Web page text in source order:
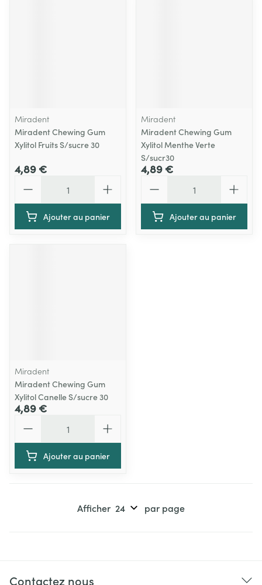
Miradent
Miradent Chewing Gum
Xylitol Fruits S/sucre 30
4,89 €
Ajouter au panier
Miradent
Miradent Chewing Gum
Xylitol Menthe Verte
S/sucr30
4,89 €
Ajouter au panier
Miradent
Miradent Chewing Gum
Xylitol Canelle S/sucre 30
4,89 €
Ajouter au panier
Afficher par page
Contactez nous